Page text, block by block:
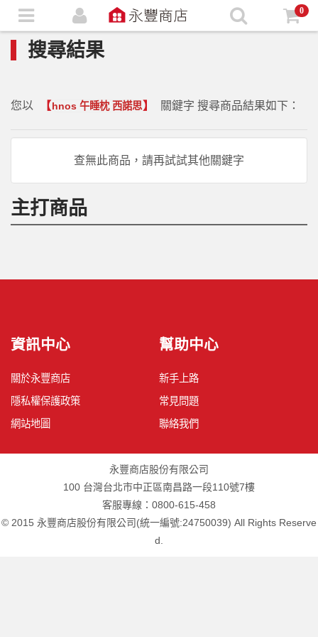
0
搜尋結果
您以 【hnos 午睡枕 西諾思】 關鍵字 搜尋商品結果如下：
查無此商品，請再試試其他關鍵字
主打商品
資訊中心
關於永豐商店
隱私權保護政策
網站地圖
幫助中心
新手上路
常見問題
聯絡我們
永豐商店股份有限公司
100 台灣台北市中正區南昌路一段110號7樓
客服專線：0800-615-458
© 2015 永豐商店股份有限公司(統一編號:24750039) All Rights Reserve
d.